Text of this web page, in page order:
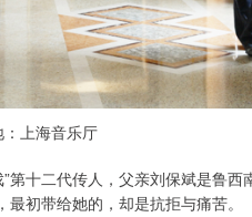
上海音乐厅
十二代传人，父亲刘保斌是鲁
初带给她的，却是抗拒与痛苦。